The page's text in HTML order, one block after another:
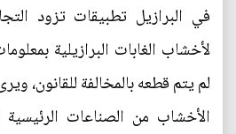
في البرازيل تطبيقات تزود
لأخشاب الغابات البرازيلية
لم يتم قطعه بالمخالفة للقانون،
الأخشاب من الصناعات